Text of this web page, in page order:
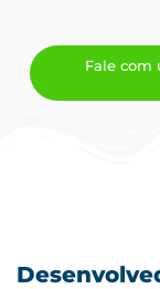
Fale com